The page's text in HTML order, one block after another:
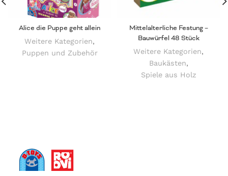
Alice die Puppe geht allein
Weitere Kategorien,
Puppen und Zubehör
Mittelalterliche Festung –
Bauwürfel 48 Stück
Weitere Kategorien,
Baukästen,
Spiele aus Holz